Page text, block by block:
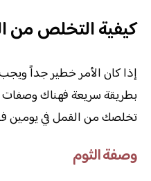
كيفية التخلص من
إذا كان الأمر خطير جداً
بطريقة سريعة فهناك وصفات
تخلصك من القمل في يومين
وصفة الثوم